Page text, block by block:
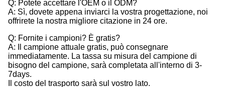
Q: Potete accettare l'OEM o il ODM?
A: Sì, dovete appena inviarci la vostra progettazione, noi
offrirete la nostra migliore citazione in 24 ore.
Q: Fornite i campioni? È gratis?
A: Il campione attuale gratis, può consegnare
immediatamente. La tassa su misura del campione di
bisogno del campione, sarà completata all'interno di 3-
7days.
Il costo del trasporto sarà sul vostro lato.